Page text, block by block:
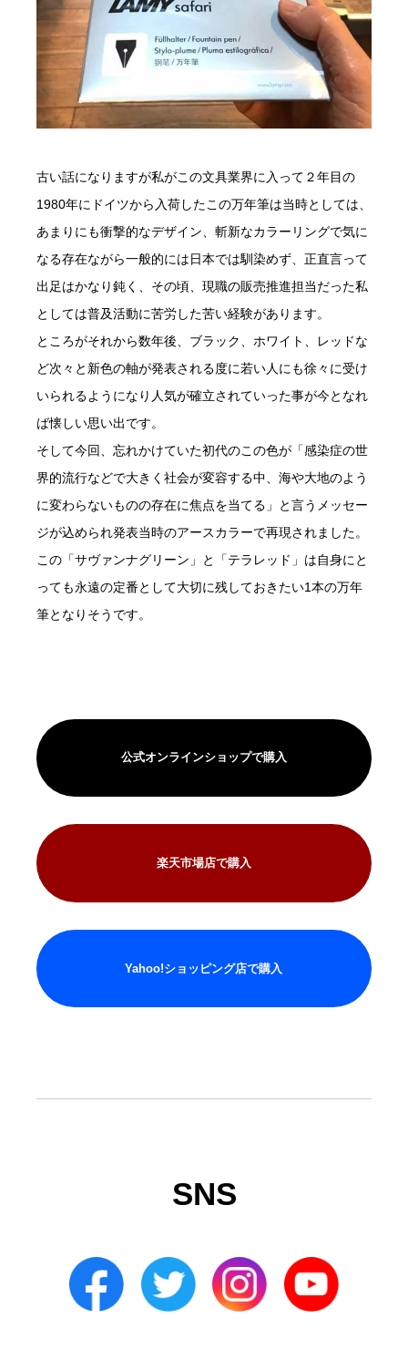
古い話になりますが私がこの文具業界に入って２年目の
1980年にドイツから入荷したこの万年筆は当時としては、
あまりにも衝撃的なデザイン、斬新なカラーリングで気に
なる存在ながら一般的には日本では馴染めず、正直言って
出足はかなり鈍く、その頃、現職の販売推進担当だった私
としては普及活動に苦労した苦い経験があります。
ところがそれから数年後、ブラック、ホワイト、レッドな
ど次々と新色の軸が発表される度に若い人にも徐々に受け
いられるようになり人気が確立されていった事が今となれ
ば懐しい思い出です。
そして今回、忘れかけていた初代のこの色が「感染症の世
界的流行などで大きく社会が変容する中、海や大地のよう
に変わらないものの存在に焦点を当てる」と言うメッセー
ジが込められ発表当時のアースカラーで再現されました。
この「サヴァンナグリーン」と「テラレッド」は自身にと
っても永遠の定番として大切に残しておきたい1本の万年
筆となりそうです。
公式オンラインショップで購入
楽天市場店で購入
Yahoo!ショッピング店で購入
SNS